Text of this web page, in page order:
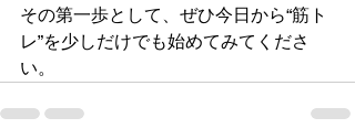
その第一歩として、ぜひ今日から“筋ト
レ”を少しだけでも始めてみてくださ
い。